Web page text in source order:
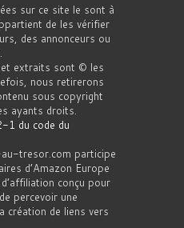
sur ce site le sont à
de les vérifier
des annonceurs ou
extraits sont © les
nous retirerons
sous copyright
ayants droits.
1 du code du
tresor.com participe
d’Amazon Europe
conçu pour
percevoir une
création de liens vers